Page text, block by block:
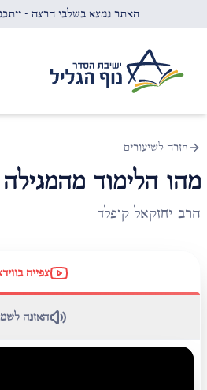
דלג לתוכן העיקריהאתר נמצא בשלבי הרצה - ייתכנו
חזרה לשיעורים
מהו הלימוד מהמגילה
הרב יחזקאל קופלד
צפייה
האזנה